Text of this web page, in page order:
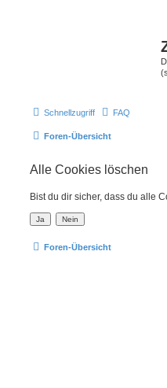
Schnellzugriff FAQ
Foren-Übersicht
Alle Cookies löschen
Bist du dir sicher, dass du alle
Foren-Übersicht